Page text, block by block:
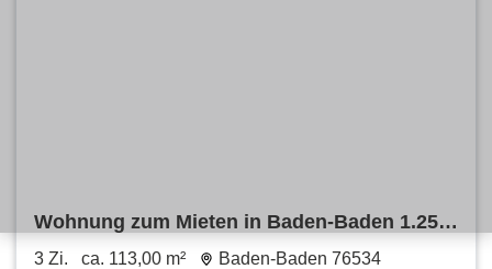
Wohnung zum Mieten in Baden-Baden 1.250
€ 113 m²
3 Zi. ca. 113,00 m² Baden-Baden 76534